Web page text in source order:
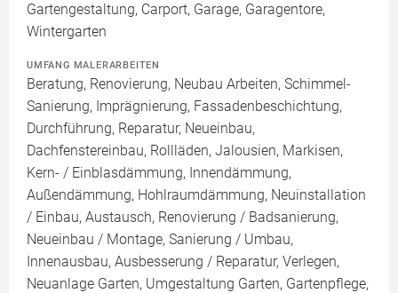
Gartengestaltung, Carport, Garage, Garagentore,
Wintergarten
UMFANG MALERARBEITEN
Beratung, Renovierung, Neubau Arbeiten, Schimmel-
Sanierung, Imprägnierung, Fassadenbeschichtung,
Durchführung, Reparatur, Neueinbau,
Dachfenstereinbau, Rollläden, Jalousien, Markisen,
Kern- / Einblasdämmung, Innendämmung,
Außendämmung, Hohlraumdämmung, Neuinstallation
/ Einbau, Austausch, Renovierung / Badsanierung,
Neueinbau / Montage, Sanierung / Umbau,
Innenausbau, Ausbesserung / Reparatur, Verlegen,
Neuanlage Garten, Umgestaltung Garten, Gartenpflege,